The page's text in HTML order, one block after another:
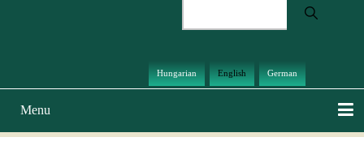
Hungarian English German
Main
Menu